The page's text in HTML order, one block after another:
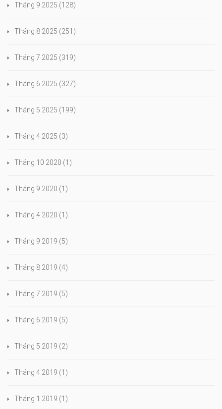
Tháng 9 2025 (128)
Tháng 8 2025 (251)
Tháng 7 2025 (319)
Tháng 6 2025 (327)
Tháng 5 2025 (199)
Tháng 4 2025 (3)
Tháng 10 2020 (1)
Tháng 9 2020 (1)
Tháng 4 2020 (1)
Tháng 9 2019 (5)
Tháng 8 2019 (4)
Tháng 7 2019 (5)
Tháng 6 2019 (5)
Tháng 5 2019 (2)
Tháng 4 2019 (1)
Tháng 1 2019 (1)